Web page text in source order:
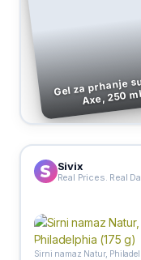
Gel za prhanje
Axe, 250 ml
Sivix
Real Prices. Real